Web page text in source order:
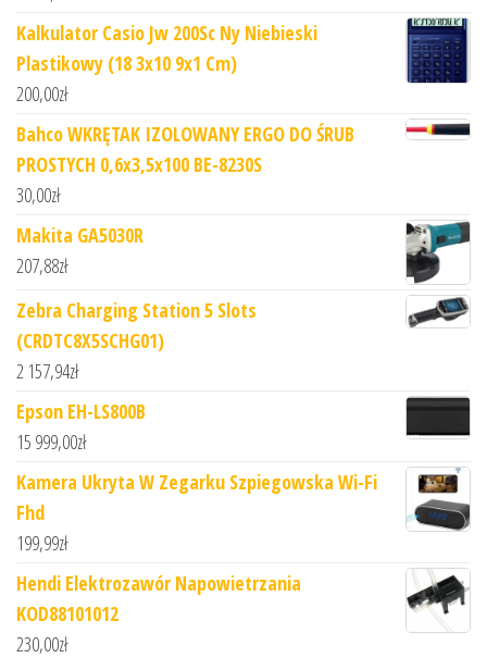
Kalkulator Casio Jw 200Sc Ny Niebieski
Plastikowy (18 3x10 9x1 Cm)
200,00zł
Bahco WKRĘTAK IZOLOWANY ERGO DO ŚRUB
PROSTYCH 0,6x3,5x100 BE-8230S
30,00zł
Makita GA5030R
207,88zł
Zebra Charging Station 5 Slots
(CRDTC8X5SCHG01)
2 157,94zł
Epson EH-LS800B
15 999,00zł
Kamera Ukryta W Zegarku Szpiegowska Wi-Fi
Fhd
199,99zł
Hendi Elektrozawór Napowietrzania
KOD88101012
230,00zł